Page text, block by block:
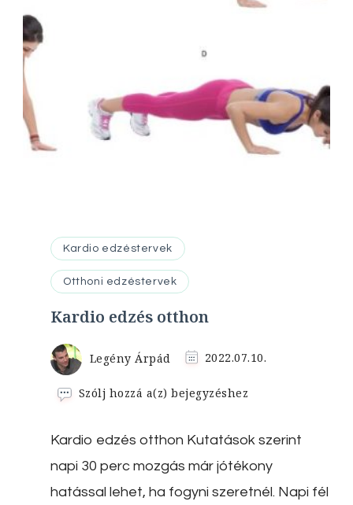
Kardio edzéstervek
Otthoni edzéstervek
Kardio edzés otthon
Legény Árpád 2022.07.10.
Szólj hozzá a(z)Kardio
bejegyzéshez
Kardio edzés otthon Kutatások szerint
napi 30 perc mozgás már jótékony
hatással lehet, ha fogyni szeretnél. Napi fél